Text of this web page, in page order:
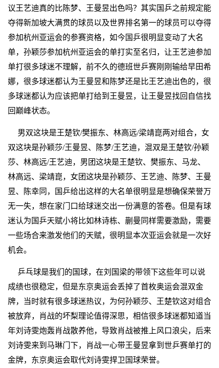
议王艺迪真的比陈梦、王曼昱出色吗？其实国乒之前规定能
夺得新加坡大满贯的球员以及世界排名第一的球员可以夺得
参加杭州亚运会的参赛资格，如今国乒很明显变动了大名
单，孙颖莎参加杭州亚运会的单打实至名归，让王艺迪参加
单打很多球迷不理解，前不久的德班世乒赛刚刚输给早田希
娜，很多球迷都认为王曼昱和陈梦还是比王艺迪出色的，很
多球迷都认为应该把单打给到王曼昱，让王曼昱找回自信找
回巅峰状态。
男双这块是王楚钦/樊振东、林高远/梁靖崑两对组合，女
双这块是孙颖莎/王曼昱、陈梦/王艺迪，混双是王楚钦/孙颖
莎、林高远/王艺迪，男团这块是王楚钦、樊振东、马龙、
林高远、梁靖崑，女团这块是孙颖莎、王艺迪、陈梦、王曼
昱、陈幸同，国乒给出这样的大名单很明显是想确保荣誉万
无一失，想在家门口给球迷交出一份满意的答卷。但是有球
迷认为国乒天赋小将比如林诗栋、蒯曼同样需要激励，需要
一些场合来激发他们的天赋，很明显本次亚运会就是一次好
机会。
乒乓球是我们的国球，在刘国梁的带领下这些年可以说
成绩也很稳定，但是东京奥运会丢掉了首枚奥运会混双金
牌，当时就有很多球迷热议，为何孙颖莎、王楚钦这对组合
被放弃，肖战的坏梨理论值得深思，相信很多球迷都知道当
年刘诗雯炮轰肖战散养他，导致肖战被推上风口浪尖，后来
刘诗雯来到马琳门下，肖战一心带王曼昱拿到世乒赛单打的
金牌，东京奥运会取代刘诗雯捍卫国球荣誉。